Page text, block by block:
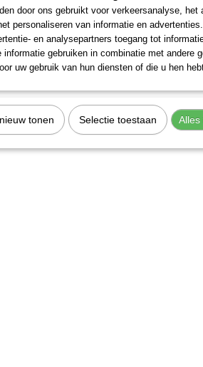
door ons gebruikt voor verkeersanalyse, het
personaliseren van informatie en
en analysepartners toegang tot
informatie gebruiken in combinatie met andere
uw gebruik van hun diensten of die u hen
tonen Selectie toestaan Alles